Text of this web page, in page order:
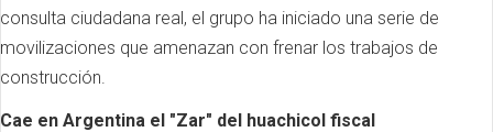
consulta ciudadana real, el grupo ha iniciado una serie de
movilizaciones que amenazan con frenar los trabajos de
construcción.
Cae en Argentina el "Zar" del huachicol fiscal